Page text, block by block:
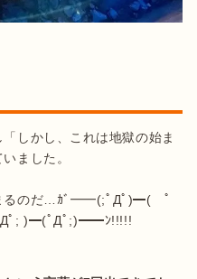
しかし、これは地獄の始ま
ました。
るのだ…ｶﾞ━━(;ﾟДﾟ)━(　ﾟ
ﾟ; )━(ﾟДﾟ;)━━ﾝ!!!!!